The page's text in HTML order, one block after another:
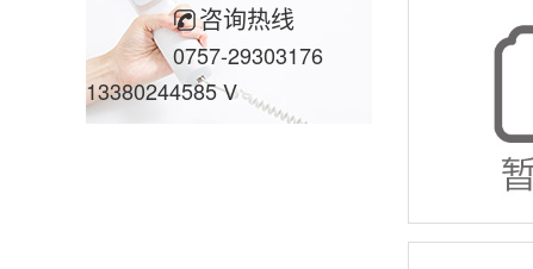
咨询热线
0757-29303176
13380244585 V